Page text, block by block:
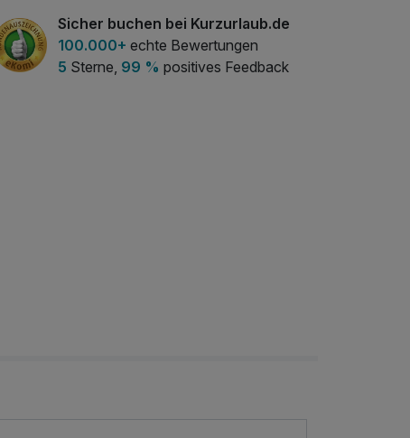
Sicher buchen bei Kurzurlaub.de
100.000+ echte Bewertungen
5 Sterne, 99 % positives Feedback